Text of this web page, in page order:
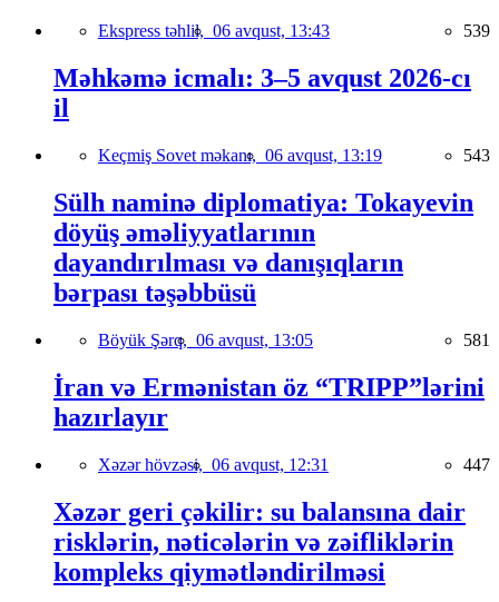
Ekspress təhlil, 06 avqust, 13:43 539
Məhkəmə icmalı: 3–5 avqust 2026-cı
il
Keçmiş Sovet məkanı, 06 avqust, 13:19 543
Sülh naminə diplomatiya: Tokayevin
döyüş əməliyyatlarının
dayandırılması və danışıqların
bərpası təşəbbüsü
Böyük Şərq, 06 avqust, 13:05 581
İran və Ermənistan öz “TRIPP”lərini
hazırlayır
Xəzər hövzəsi, 06 avqust, 12:31 447
Xəzər geri çəkilir: su balansına dair
risklərin, nəticələrin və zəifliklərin
kompleks qiymətləndirilməsi